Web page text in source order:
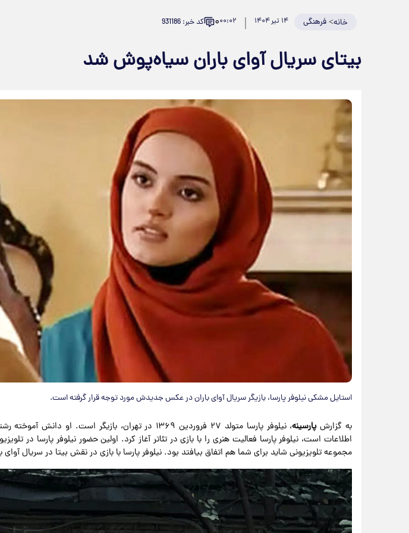
خانه>فرهنگی ۱۴ تیر ۱۴۰۴ ۰۰:۰۲۰ کد خبر: 931186
بیتای سریال آوای باران سیاه‌پوش شد
استایل مشکی نیلوفر پارسا، بازیگر سریال آوای باران در عکس جدیدش مورد توجه قرار گرفته است.
به گزارشپارسینه
اطلاعات است، نیلوفر پارسا فعالیت هنری را با بازی در تئاتر آغاز کرد. اولین حضور نیلوفر پارسا در
مجموعه تلویزیونی شاید برای شما هم اتفاق بیافتد بود. نیلوفر پارسا با بازی در نقش بیتا در سریال